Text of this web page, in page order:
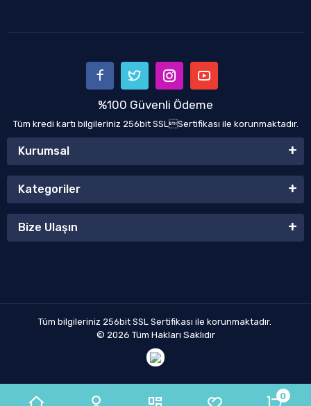
%100 Güvenli Ödeme
Tüm kredi kartı bilgileriniz 256bit SSLSertifikası ile korunmaktadır.
Kurumsal
Kategoriler
Bize Ulaşın
Tüm bilgileriniz 256bit SSL Sertifikası ile korunmaktadır.
© 2026 Tüm Hakları Saklıdır
0